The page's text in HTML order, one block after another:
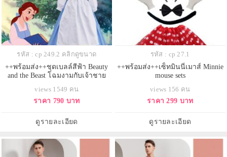
รหัส : cp 249.2 คลิกดูขนาด
++พร้อมส่ง++ชุดเบลล์สีฟ้า Beauty
and the Beast โฉมงามกับเจ้าชาย
views 1549 คน
ราคา 790 บาท
ดูรายละเอียด
รหัส : cp 27.1
++พร้อมส่ง++เซ็ทมินนี่เมาส์ Minnie
mouse sets
views 156 คน
ราคา 299 บาท
ดูรายละเอียด